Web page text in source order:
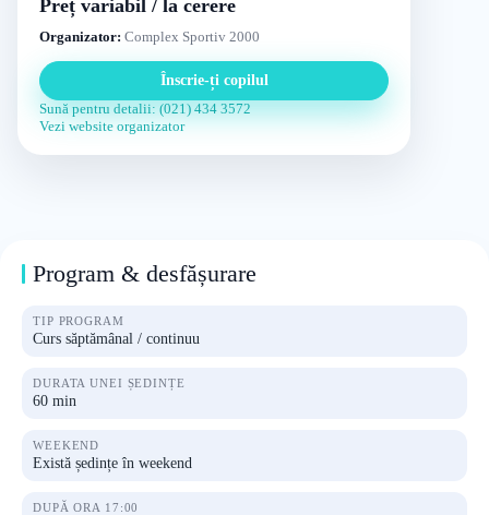
Preț variabil / la cerere
Organizator: Complex Sportiv 2000
Înscrie-ți copilul
Sună pentru detalii: (021) 434 3572
Vezi website organizator
Program & desfășurare
TIP PROGRAM
Curs săptămânal / continuu
DURATA UNEI ȘEDINȚE
60 min
WEEKEND
Există ședințe în weekend
DUPĂ ORA 17:00